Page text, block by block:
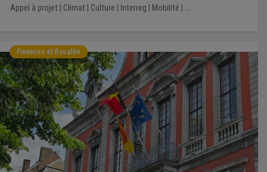
Appel à projet| Climat| Culture Interreg Mobilité ...
Finances et fiscalité